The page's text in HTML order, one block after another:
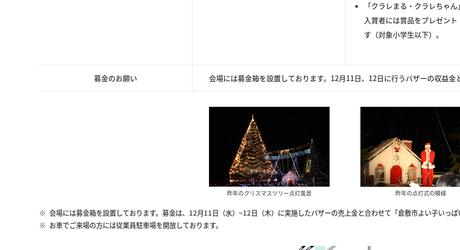
「クラレまる・クラレちゃ
入賞者には賞品をプレゼン
す（対象小学生以下）。
募金のお願い 会場には募金箱を設置しております。12月11日、12日に行うバザーの収益
昨年のクリスマスツリー点灯風景 昨年の点灯式の模様
※ 会場には募金箱を設置しております。募金は、12月11日（水）~12日（木）に実施したバザーの売上金と合わせて「倉敷市よい子いっ
※ お車でご来場の方には従業員駐車場を開放しております。